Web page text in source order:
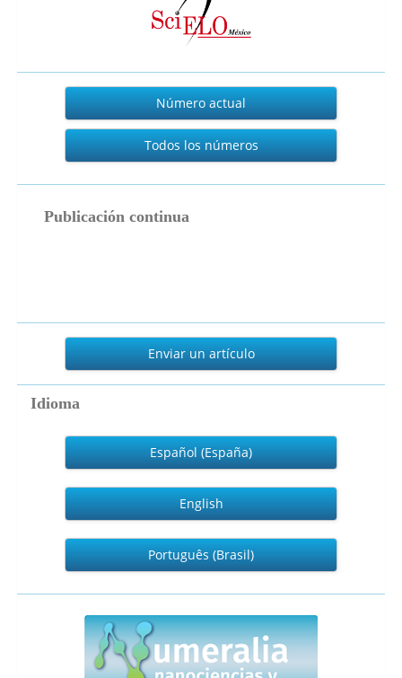
Actual
Número actual
Todos los números
Publicación continua
Enviar
artículo
Enviar un artículo
Idioma
Español (España)
English
Português (Brasil)
numeralia